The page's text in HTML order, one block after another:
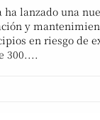
lanzado una
y
en riesgo de
300....